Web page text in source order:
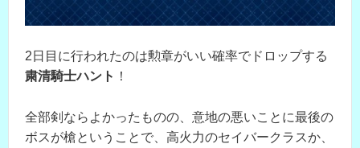
2日目に行われたのは勲章がいい確率でドロップする
粛清騎士ハント ！
全部剣ならよかったものの、意地の悪いことに最後の
ボスが槍ということで、高火力のセイバークラスか、